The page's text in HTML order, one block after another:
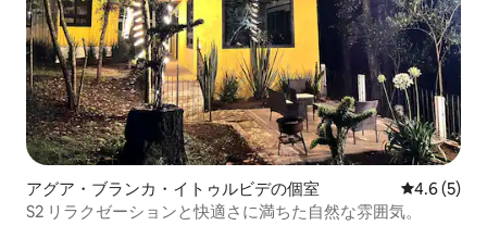
アグア・ブランカ・イトゥルビデの個室 レビュー5
4.6 (5)
S2 リラクゼーションと快適さに満ちた自然な雰囲気。